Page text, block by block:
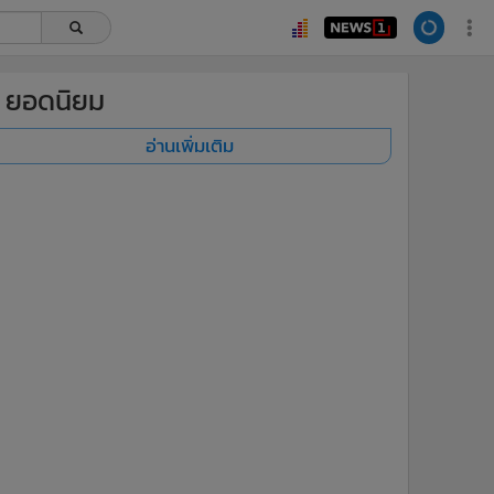
ยอดนิยม
อ่านเพิ่มเติม